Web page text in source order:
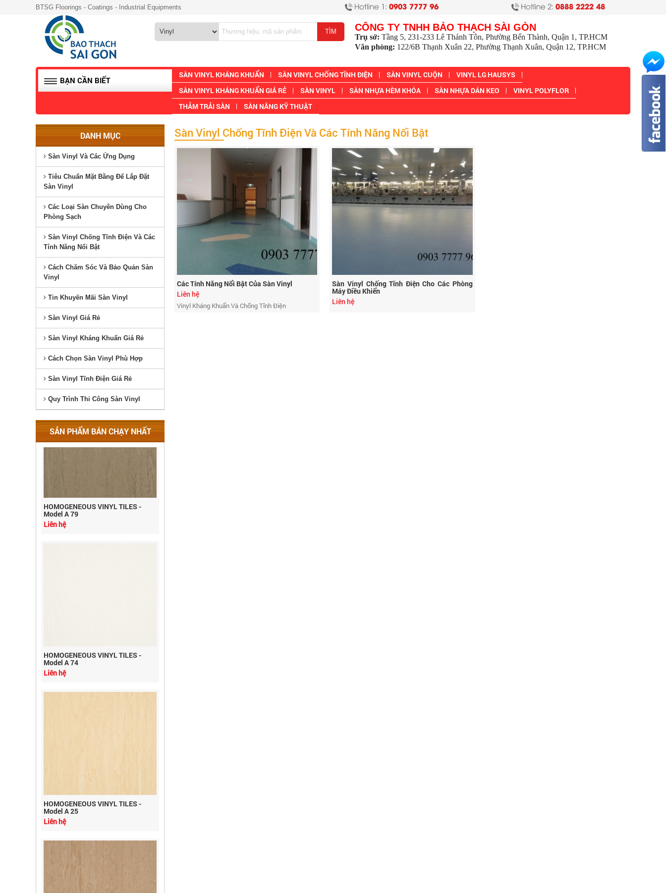
BTSG Floorings - Coatings - Industrial Equipments Hotline 1: 0903 7777 96 Hotline 2: 0888 2222 48
CÔNG TY TNHH BẢO THẠCH SÀI GÒN
Trụ sở: Tầng 5, 231-233 Lê Thánh Tôn, Phường Bến Thành, Quận 1, TP.HCM
Văn phòng: 122/6B Thạnh Xuân 22, Phường Thạnh Xuân, Quận 12, TP.HCM
BẠN CẦN BIẾT
SÀN VINYL KHÁNG KHUẨN SÀN VINYL CHỐNG TĨNH ĐIỆN SÀN VINYL CUỘN
VINYL LG HAUSYS
SÀN VINYL KHÁNG KHUẨN GIÁ RẺ
SÀN VINYL SÀN NHỰA HÈM KHÓA SÀN NHỰA DÁN KEO
VINYL POLYFLOR
THẢM TRẢI SÀN
SÀN NÂNG KỸ THUẬT
DANH MỤC
Sàn Vinyl Và Các Ứng Dụng
Tiêu Chuẩn Mặt Bằng Để Lắp Đặt
Sàn Vinyl
Các Loại Sàn Chuyên Dùng Cho
Phòng Sạch
Sàn Vinyl Chống Tĩnh Điện Và Các
Tính Năng Nổi Bật
Cách Chăm Sóc Và Bảo Quản Sàn
Vinyl
Tin Khuyến Mãi Sàn Vinyl
Sàn Vinyl Giá Rẻ
Sàn Vinyl Kháng Khuẩn Giá Rẻ
Cách Chọn Sàn Vinyl Phù Hợp
Sàn Vinyl Tĩnh Điện Giá Rẻ
Quy Trình Thi Công Sàn Vinyl
SẢN PHẨM BÁN CHẠY NHẤT
HOMOGENEOUS VINYL TILES -
Liên hệ
Liên hệ
Liên hệ
Sàn Vinyl Chống Tĩnh Điện Và Các Tính Năng Nổi Bật
Các Tính Năng Nổi Bật Của Sàn Vinyl
Liên hệ
Vinyl Kháng Khuẩn Và Chống Tĩnh Điện
Sàn Vinyl Chống Tĩnh Điện Cho Các Phòng
Máy Điều Khiển
Liên hệ